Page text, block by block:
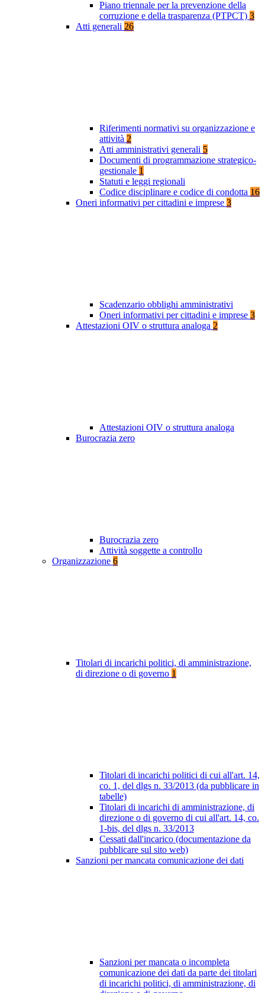
Piano triennale per la prevenzione della
corruzione e della trasparenza (PTPCT) 3
Atti generali 26
Riferimenti normativi su organizzazione e
attività 2
Atti amministrativi generali 5
Documenti di programmazione strategico-
gestionale 1
Statuti e leggi regionali
Codice disciplinare e codice di condotta 16
Oneri informativi per cittadini e imprese 3
Scadenzario obblighi amministrativi
Oneri informativi per cittadini e imprese 3
Attestazioni OIV o struttura analoga 2
Attestazioni OIV o struttura analoga
Burocrazia zero
Burocrazia zero
Attività soggette a controllo
Organizzazione 6
Titolari di incarichi politici, di amministrazione,
di direzione o di governo 1
Titolari di incarichi politici di cui all'art. 14,
co. 1, del dlgs n. 33/2013 (da pubblicare in
tabelle)
Titolari di incarichi di amministrazione, di
direzione o di governo di cui all'art. 14, co.
1-bis, del dlgs n. 33/2013
Cessati dall'incarico (documentazione da
pubblicare sul sito web)
Sanzioni per mancata comunicazione dei dati
Sanzioni per mancata o incompleta
comunicazione dei dati da parte dei titolari
di incarichi politici, di amministrazione, di